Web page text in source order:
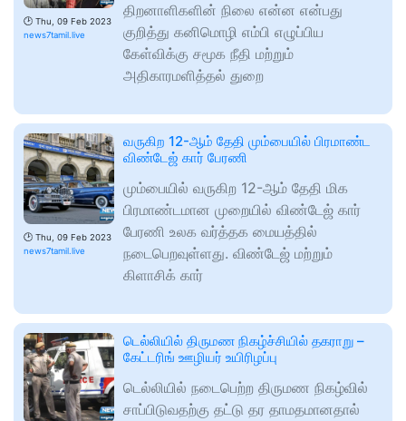
🕑 Thu, 09 Feb 2023
news7tamil.live
திறனாளிகளின் நிலை என்ன என்பது
குறித்து கனிமொழி எம்பி எழுப்பிய
கேள்விக்கு சமூக நீதி மற்றும்
அதிகாரமளித்தல் துறை
🕑 Thu, 09 Feb 2023
news7tamil.live
வருகிற 12-ஆம் தேதி மும்பையில் பிரமாண்ட
விண்டேஜ் கார் பேரணி
மும்பையில் வருகிற 12-ஆம் தேதி மிக
பிரமாண்டமான முறையில் விண்டேஜ் கார்
பேரணி உலக வர்த்தக மையத்தில்
நடைபெறவுள்ளது. விண்டேஜ் மற்றும்
கிளாசிக் கார்
டெல்லியில் திருமண நிகழ்ச்சியில் தகராறு –
கேட்டரிங் ஊழியர் உயிரிழப்பு
டெல்லியில் நடைபெற்ற திருமண நிகழ்வில்
சாப்பிடுவதற்கு தட்டு தர தாமதமானதால்